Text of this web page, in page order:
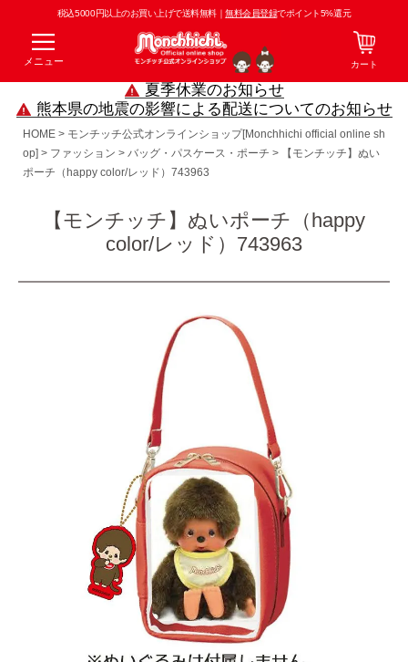
税込5000円以上のお買い上げで送料無料｜無料会員登録でポイント5%還元
メニュー カート
夏季休業のお知らせ
熊本県の地震の影響による配送についてのお知らせ
HOME
モンチッチ公式オンラインショップ[Monchhichi official online sh
op]
ファッション バッグ・パスケース・ポーチ
【モンチッチ】ぬい
ポーチ（happy color/レッド）743963
【モンチッチ】ぬいポーチ（happy
color/レッド）743963